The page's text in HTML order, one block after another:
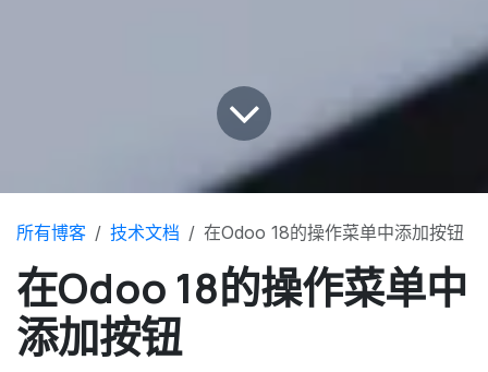
所有博客 技术文档 在Odoo 18的操作菜单中添加按钮
在Odoo 18的操作菜单中
添加按钮